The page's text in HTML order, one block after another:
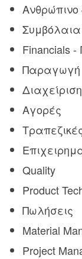
Ανθρώπινο
Financials -
Παραγωγή
Αγορές
Quality
Product
Πωλήσεις
Material
Project